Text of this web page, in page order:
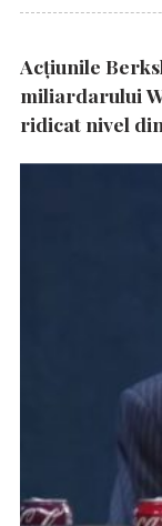
Acțiunile
miliardarului
ridicat nivel